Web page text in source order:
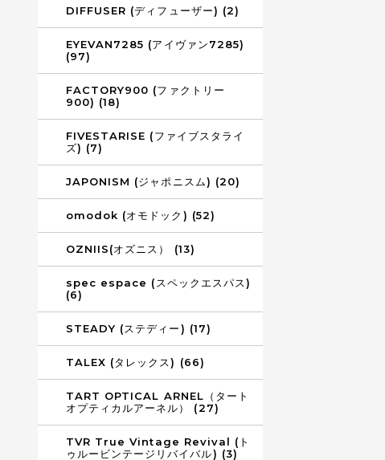
DIFFUSER (ディフューザー) (2)
EYEVAN7285 (アイヴァン7285)
(97)
FACTORY900 (ファクトリー
900) (18)
FIVESTARISE (ファイブスタライ
ズ) (7)
JAPONISM (ジャポニスム) (20)
omodok (オモドック) (52)
OZNIIS(オズニス） (13)
spec espace (スペックエスパス)
(6)
STEADY (ステディー) (17)
TALEX (タレックス) (66)
TART OPTICAL ARNEL（タート
オプティカルアーネル） (27)
TVR True Vintage Revival (ト
ゥルービンテージリバイバル) (3)